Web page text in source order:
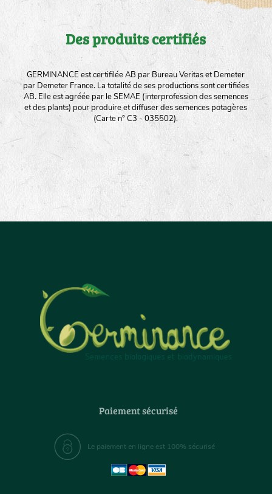
Des produits certifiés
GERMINANCE est certifilée AB par Bureau Veritas et Demeter
par Demeter France. La totalité de ses productions sont certifiées
AB. Elle est agréée par le SEMAE (interprofession des semences
et des plants) pour produire et diffuser des semences potagères
(Carte n° C3 - 035502).
Paiement sécurisé
Le paiement en ligne est 100% sécurisé